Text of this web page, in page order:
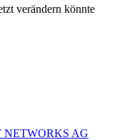
verändern könnte
NETWORKS AG